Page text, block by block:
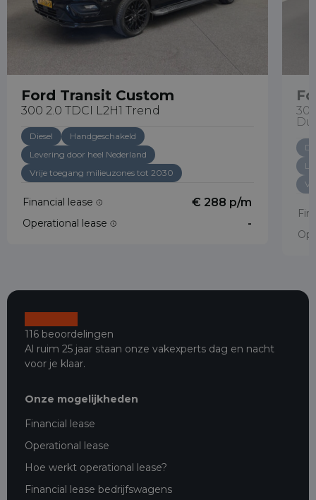
Ford Transit Custom
300 2.0 TDCI L2H1 Trend
Diesel
Handgeschakeld
Levering door heel Nederland
Vrije toegang milieuzones tot 2030
Financial lease € 288 p/m
Operational lease -
116 beoordelingen
Al ruim 25 jaar staan onze vakexperts dag en nacht
voor je klaar.
Onze mogelijkheden
Financial lease
Operational lease
Hoe werkt operational lease?
Financial lease bedrijfswagens